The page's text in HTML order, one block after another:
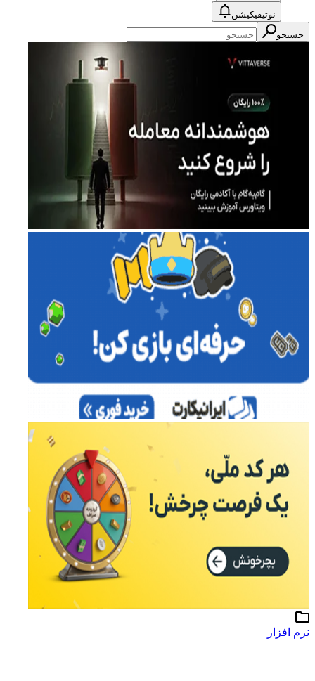
نوتیفیکیشن
جستجو
نرم افزار